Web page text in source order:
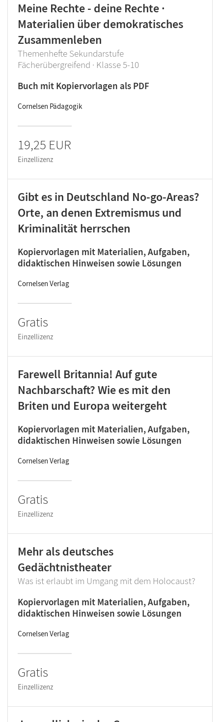
Meine Rechte - deine Rechte ·
Materialien über demokratisches
Zusammenleben
Themenhefte Sekundarstufe
Fächerübergreifend · Klasse 5-10
Buch mit Kopiervorlagen als PDF
Cornelsen Pädagogik
19,25 EUR
Einzellizenz
Gibt es in Deutschland No-go-Areas?
Orte, an denen Extremismus und
Kriminalität herrschen
Kopiervorlagen mit Materialien, Aufgaben,
didaktischen Hinweisen sowie Lösungen
Cornelsen Verlag
Gratis
Einzellizenz
Farewell Britannia! Auf gute
Nachbarschaft? Wie es mit den
Briten und Europa weitergeht
Kopiervorlagen mit Materialien, Aufgaben,
didaktischen Hinweisen sowie Lösungen
Cornelsen Verlag
Gratis
Einzellizenz
Mehr als deutsches
Gedächtnistheater
Was ist erlaubt im Umgang mit dem Holocaust?
Kopiervorlagen mit Materialien, Aufgaben,
didaktischen Hinweisen sowie Lösungen
Cornelsen Verlag
Gratis
Einzellizenz